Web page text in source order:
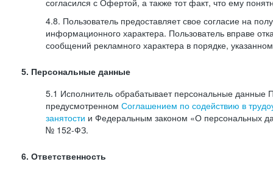
согласился с Офертой, а также тот факт, что ему
4.8. Пользователь предоставляет свое согласие на
информационного характера. Пользователь вправе
сообщений рекламного характера в порядке,
5. Персональные данные
5.1 Исполнитель обрабатывает персональные данные
предусмотренном Соглашением по содействию в
занятости и Федеральным законом «О персональных
№ 152-ФЗ.
6. Ответственность